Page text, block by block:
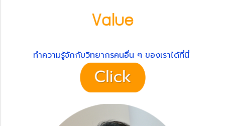
Value
ทำความรู้จักกับวิทยากรคนอื่น ๆ ของเราได้ที่นี่